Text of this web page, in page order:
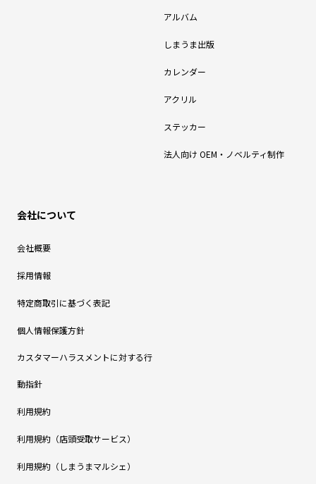
アルバム
しまうま出版
カレンダー
アクリル
ステッカー
法人向け OEM・ノベルティ制作
会社について
会社概要
採用情報
特定商取引に基づく表記
個人情報保護方針
カスタマーハラスメントに対する行
動指針
利用規約
利用規約（店頭受取サービス）
利用規約（しまうまマルシェ）